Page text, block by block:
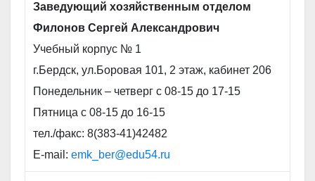
Заведующий хозяйственным отделом
Филонов Сергей Александрович
Учебный корпус № 1
г.Бердск, ул.Боровая 101, 2 этаж, кабинет 206
Понедельник – четверг с 08-15 до 17-15
Пятница с 08-15 до 16-15
тел./факс: 8(383-41)42482
E-mail: emk_ber@edu54.ru